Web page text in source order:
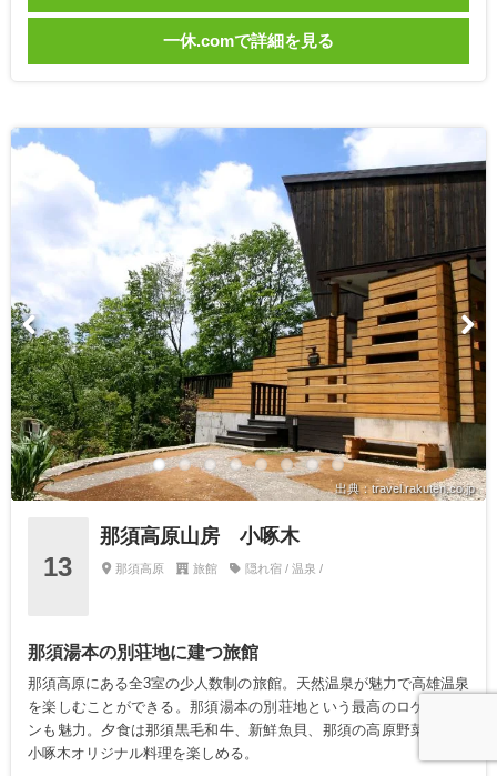
一休.comで詳細を見る
出典：travel.rakuten.co.jp
13
那須高原山房 小啄木
那須高原 旅館 隠れ宿 / 温泉 /
那須湯本の別荘地に建つ旅館
那須高原にある全3室の少人数制の旅館。天然温泉が魅力で高雄温泉
を楽しむことができる。那須湯本の別荘地という最高のロケーショ
ンも魅力。夕食は那須黒毛和牛、新鮮魚貝、那須の高原野菜などの
小啄木オリジナル料理を楽しめる。